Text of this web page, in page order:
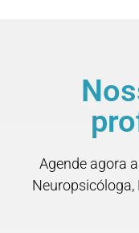
Agende agora